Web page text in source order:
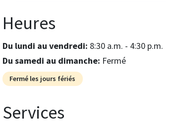
Heures
Du lundi au vendredi:
8:30 a.m. - 4:30 p.m.
Du samedi au dimanche:
Fermé
Fermé les jours fériés
Services